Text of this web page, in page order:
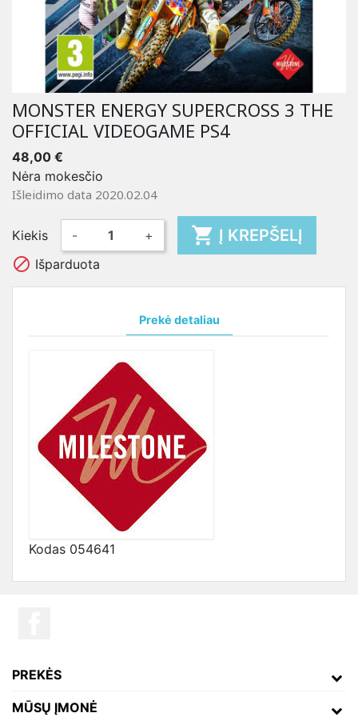
MONSTER ENERGY SUPERCROSS 3 THE
OFFICIAL VIDEOGAME PS4
48,00 €
Nėra mokesčio
Išleidimo data 2020.02.04
Kiekis - +  Į KREPŠELĮ
 Išparduota
Prekė detaliau
Kodas 054641
PREKĖS
MŪSŲ ĮMONĖ